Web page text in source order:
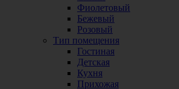
Фиолетовый
Бежевый
Розовый
Тип помещения
Гостиная
Детская
Кухня
Прихожая